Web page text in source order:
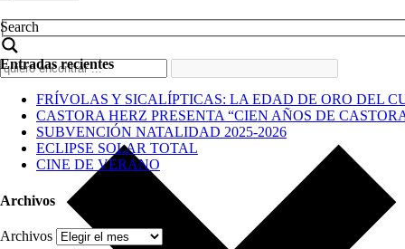
Search
Entradas recientes
FRÍVOLAS Y SICALÍPTICAS: LA EDAD DE ORO DEL
CASTORA HERZ PRESENTA “CIEN AÑOS DE
SUBVENCIÓN NATALIDAD 2025-2026
ECLIPSE SOLAR TOTAL
CINE DE VERANO
Archivos
Archivos